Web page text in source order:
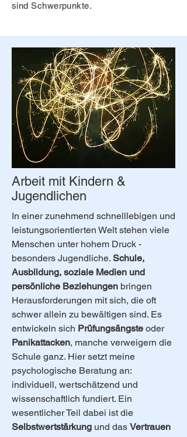
sind Schwerpunkte.
Arbeit mit Kindern &
Jugendlichen
In einer zunehmend schnelllebigen und
leistungsorientierten Welt stehen viele
Menschen unter hohem Druck -
besonders Jugendliche. Schule,
Ausbildung, soziale Medien und
persönliche Beziehungen bringen
Herausforderungen mit sich, die oft
schwer allein zu bewältigen sind. Es
entwickeln sich Prüfungsängste oder
Panikattacken, manche verweigern die
Schule ganz. Hier setzt meine
psychologische Beratung an:
individuell, wertschätzend und
wissenschaftlich fundiert. Ein
wesentlicher Teil dabei ist die
Selbstwertstärkung und das Vertrauen